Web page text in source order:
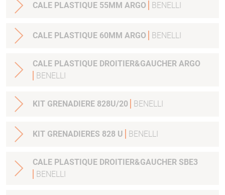
CALE PLASTIQUE 55MM ARGO BENELLI
CALE PLASTIQUE 60MM ARGO BENELLI
CALE PLASTIQUE DROITIER&GAUCHER ARGO
BENELLI
KIT GRENADIERE 828U/20 BENELLI
KIT GRENADIERES 828 U BENELLI
CALE PLASTIQUE DROITIER&GAUCHER SBE3
BENELLI